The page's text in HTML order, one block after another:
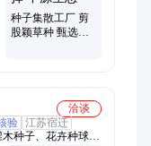
种子集散工厂 剪
股颖草种 甄选草
洽谈
验 江苏宿迁
种子、花卉种球、